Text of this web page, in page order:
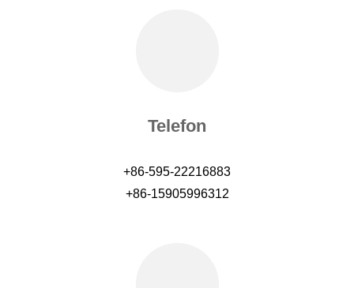
Telefon
+86-595-22216883
+86-15905996312